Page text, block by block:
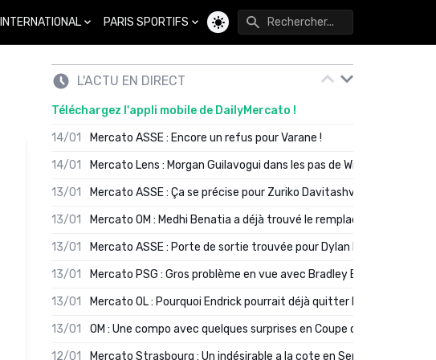
INTERNATIONAL PARIS SPORTIFS
Changer de thème
L'ACTU EN DIRECT
Téléchargez l'appli mobile de DailyMercato !
14/01
Mercato ASSE : Encore un refus pour Varane !
14/01
Mercato Lens : Morgan Guilavogui dans les pas de Will Still ?
13/01
Mercato ASSE : Ça se précise pour Zuriko Davitashvili
13/01
Mercato OM : Medhi Benatia a déjà trouvé le remplaçant de Robinio
13/01
Mercato ASSE : Porte de sortie trouvée pour Dylan Batubinsika
13/01
Mercato PSG : Gros problème en vue avec Bradley Barcola ?
13/01
Mercato OL : Pourquoi Endrick pourrait déjà quitter Lyon en janvier
13/01
OM : Une compo avec quelques surprises en Coupe de France
12/01
Mercato Strasbourg : Un indésirable a la cote en Serie A